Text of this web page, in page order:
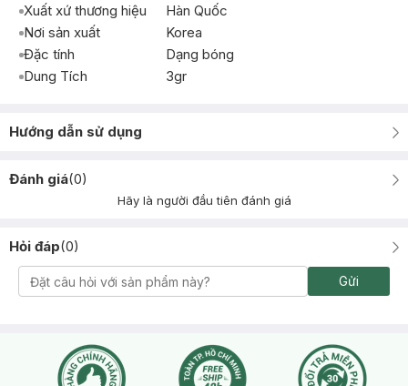
Xuất xứ thương hiệu
Hàn Quốc
Nơi sản xuất
Korea
Đặc tính
Dạng bóng
Dung Tích
3gr
Hướng dẫn sử dụng
Đánh giá(0)
Hãy là người đầu tiên đánh giá
Hỏi đáp(0)
Gửi